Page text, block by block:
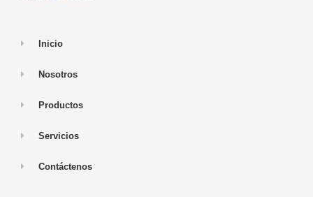
Inicio
Nosotros
Productos
Servicios
Contáctenos